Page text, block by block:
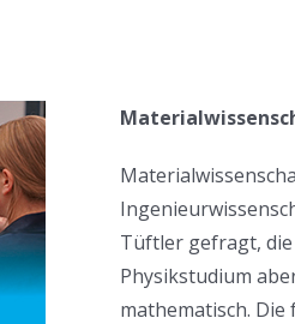
Tüftler gefragt, die
Physikstudium
mathematisch.